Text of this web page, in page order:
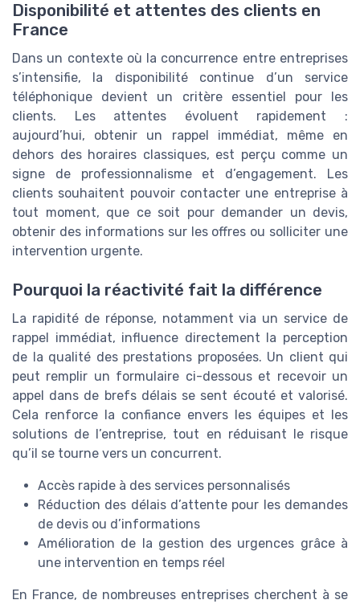
Disponibilité et attentes des clients en
France
Dans un contexte où la concurrence entre entreprises
s’intensifie, la disponibilité continue d’un service
téléphonique devient un critère essentiel pour les
clients. Les attentes évoluent rapidement :
aujourd’hui, obtenir un rappel immédiat, même en
dehors des horaires classiques, est perçu comme un
signe de professionnalisme et d’engagement. Les
clients souhaitent pouvoir contacter une entreprise à
tout moment, que ce soit pour demander un devis,
obtenir des informations sur les offres ou solliciter une
intervention urgente.
Pourquoi la réactivité fait la différence
La rapidité de réponse, notamment via un service de
rappel immédiat, influence directement la perception
de la qualité des prestations proposées. Un client qui
peut remplir un formulaire ci-dessous et recevoir un
appel dans de brefs délais se sent écouté et valorisé.
Cela renforce la confiance envers les équipes et les
solutions de l’entreprise, tout en réduisant le risque
qu’il se tourne vers un concurrent.
Accès rapide à des services personnalisés
Réduction des délais d’attente pour les demandes
de devis ou d’informations
Amélioration de la gestion des urgences grâce à
une intervention en temps réel
En France, de nombreuses entreprises cherchent à se